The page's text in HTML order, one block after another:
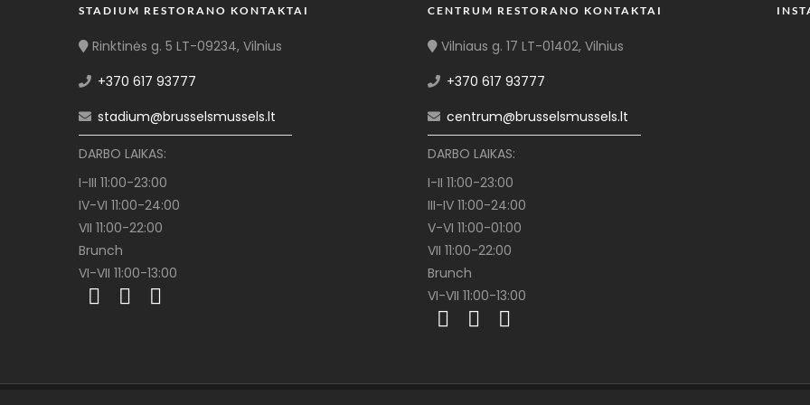
STADIUM RESTORANO KONTAKTAI
Rinktinės g. 5 LT-09234, Vilnius
+370 617 93777
stadium@brusselsmussels.lt
DARBO LAIKAS:
I-III 11:00-23:00
IV-VI 11:00-24:00
VII 11:00-22:00
Brunch
VI-VII 11:00-13:00
CENTRUM RESTORANO KONTAKTAI
Vilniaus g. 17 LT-01402, Vilnius
+370 617 93777
centrum@brusselsmussels.lt
DARBO LAIKAS:
I-II 11:00-23:00
III-IV 11:00-24:00
V-VI 11:00-01:00
VII 11:00-22:00
Brunch
VI-VII 11:00-13:00